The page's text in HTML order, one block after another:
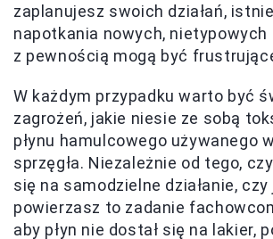
zaplanujesz swoich działań,
napotkania nowych,
z pewnością mogą być
W każdym przypadku warto być
zagrożeń, jakie niesie ze sobą
płynu hamulcowego używanego
sprzęgła. Niezależnie od tego,
się na samodzielne działanie, czy
powierzasz to zadanie
aby płyn nie dostał się na lakier,